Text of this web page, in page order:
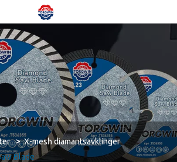
X-mesh diamantsavklinger
Blade